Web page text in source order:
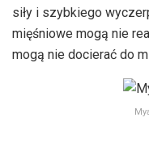
siły i szybkiego
mięśniowe mogą nie
mogą nie docierać do